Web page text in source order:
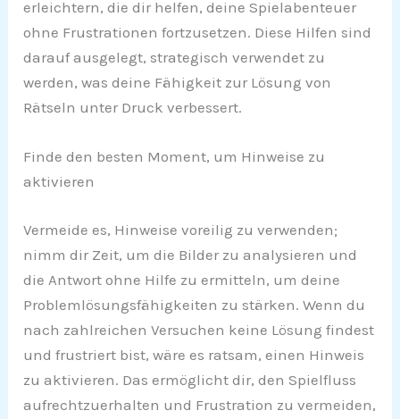
erleichtern, die dir helfen, deine Spielabenteuer
ohne Frustrationen fortzusetzen. Diese Hilfen sind
darauf ausgelegt, strategisch verwendet zu
werden, was deine Fähigkeit zur Lösung von
Rätseln unter Druck verbessert.
Finde den besten Moment, um Hinweise zu
aktivieren
Vermeide es, Hinweise voreilig zu verwenden;
nimm dir Zeit, um die Bilder zu analysieren und
die Antwort ohne Hilfe zu ermitteln, um deine
Problemlösungsfähigkeiten zu stärken. Wenn du
nach zahlreichen Versuchen keine Lösung findest
und frustriert bist, wäre es ratsam, einen Hinweis
zu aktivieren. Das ermöglicht dir, den Spielfluss
aufrechtzuerhalten und Frustration zu vermeiden,